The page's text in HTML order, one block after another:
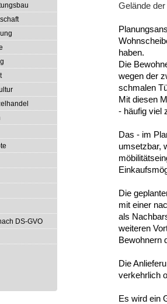
Gelände
haben.
Die
wegen der
schmalen
Mit diesen
- häufig viel
Das - im
umsetzbar,
Die
mit einer
als
weiteren
Bewohnern
Die
verkehrlich
Es wird ein
DS-GVO